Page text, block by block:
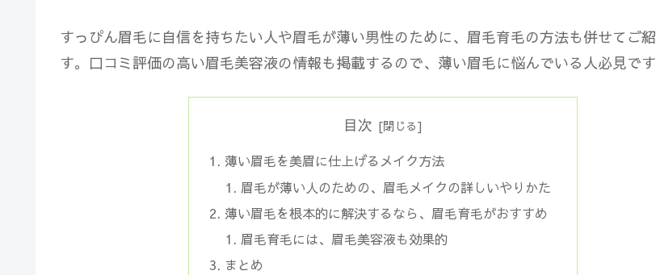
すっぴん眉毛に自信を持ちたい人や眉毛が薄い男性のために、眉毛育毛の方法も併せてご
す。口コミ評価の高い眉毛美容液の情報も掲載するので、薄い眉毛に悩んでいる人必見です
目次
薄い眉毛を美眉に仕上げるメイク方法
眉毛が薄い人のための、眉毛メイクの詳しいやりかた
薄い眉毛を根本的に解決するなら、眉毛育毛がおすすめ
眉毛育毛には、眉毛美容液も効果的
まとめ